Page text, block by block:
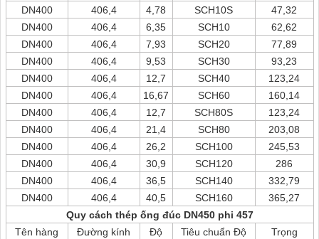
DN400
406,4 4,78 SCH10S
47,32
DN400
406,4 6,35 SCH10
62,62
DN400
406,4 7,93 SCH20
77,89
DN400
406,4 9,53 SCH30
93,23
DN400
406,4 12,7 SCH40
123,24
DN400
406,4 16,67 SCH60
160,14
DN400
406,4 12,7 SCH80S
123,24
DN400
406,4 21,4 SCH80
203,08
DN400
406,4 26,2 SCH100
245,53
DN400
406,4 30,9 SCH120
286
DN400
406,4 36,5 SCH140
332,79
DN400
406,4 40,5 SCH160
365,27
Quy cách thép ống đúc DN450 phi 457
Tên hàng
Đường kính
Độ
Tiêu chuẩn Độ
Trọng